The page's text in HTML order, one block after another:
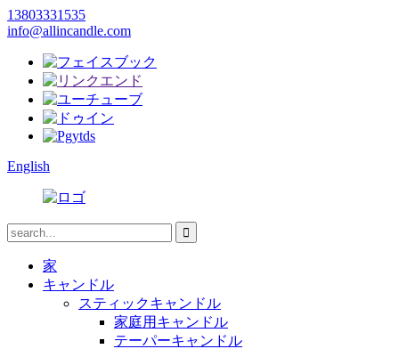
13803331535
info@allincandle.com
English
家
キャンドル
スティックキャンドル
家庭用キャンドル
テーパーキャンドル